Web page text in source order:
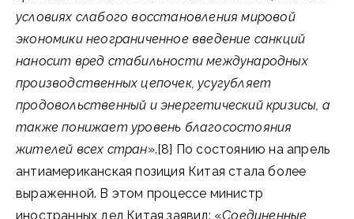
условиях слабого восстановления мировой
экономики неограниченное введение санкций
наносит вред стабильности международных
производственных цепочек, усугубляет
продовольственный и энергетический кризисы, а
также понижает уровень благосостояния
жителей всех стран».[8] По состоянию на апрель
антиамериканская позиция Китая стала более
выраженной. В этом процессе министр
иностранных дел Китая заявил: «Соединенные